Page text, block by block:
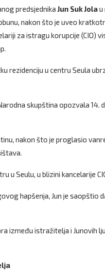
predsjednika Jun Suk Jolau
nakon što je uveo
za istragu korupcije (CIO)
rezidenciju u centru Seula
skupština opozvala 14.
nakon što je proglasio
u Seulu, u blizini kancelarije
hapšenja, Jun je saopštio
između istražitelja i Junovih